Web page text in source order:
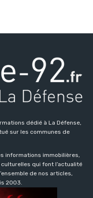
dédié à La Défense,
sur les communes de
informations immobilières,
qui font l’actualité
de nos articles,
2003.